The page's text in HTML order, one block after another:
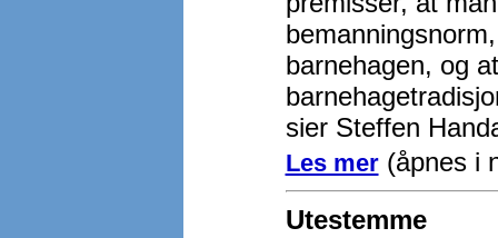
barnehagen, og
sier Steffen
Les mer(åpnes i
Utestemme